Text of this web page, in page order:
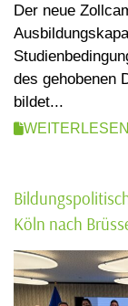
Der neue
des gehobenen
bildet...
WEITERLESEN
Köln nach